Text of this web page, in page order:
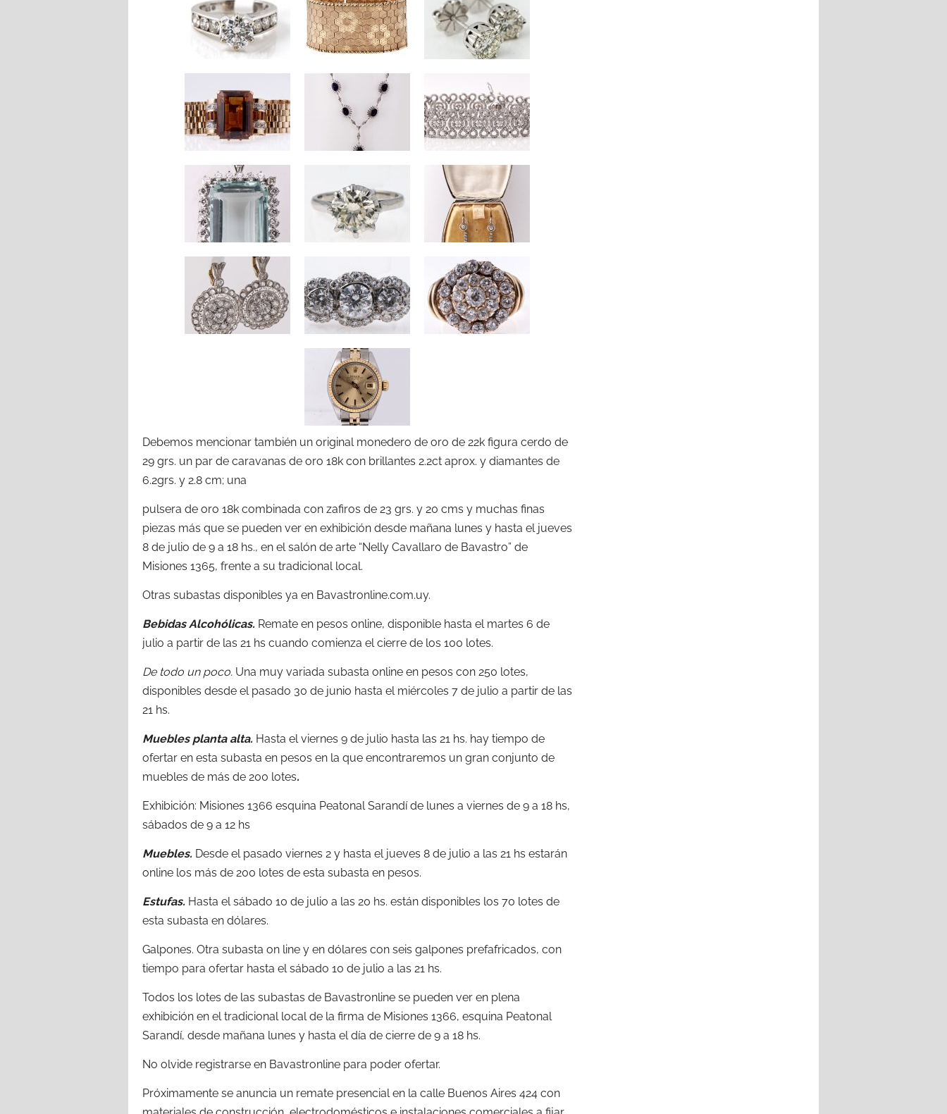
Debemos mencionar también un original monedero de oro de 22k figura cerdo de
29 grs. un par de caravanas de oro 18k con brillantes 2.2ct aprox. y diamantes de
6.2grs. y 2.8 cm; una
pulsera de oro 18k combinada con zafiros de 23 grs. y 20 cms y muchas finas
piezas más que se pueden ver en exhibición desde mañana lunes y hasta el jueves
8 de julio de 9 a 18 hs., en el salón de arte “Nelly Cavallaro de Bavastro” de
Misiones 1365, frente a su tradicional local.
Otras subastas disponibles ya en Bavastronline.com.uy.
Bebidas Alcohólicas. Remate en pesos online, disponible hasta el martes 6 de
julio a partir de las 21 hs cuando comienza el cierre de los 100 lotes.
De todo un poco. Una muy variada subasta online en pesos con 250 lotes,
disponibles desde el pasado 30 de junio hasta el miércoles 7 de julio a partir de las
21 hs.
Muebles planta alta. Hasta el viernes 9 de julio hasta las 21 hs. hay tiempo de
ofertar en esta subasta en pesos en la que encontraremos un gran conjunto de
muebles de más de 200 lotes.
Exhibición: Misiones 1366 esquina Peatonal Sarandí de lunes a viernes de 9 a 18 hs,
sábados de 9 a 12 hs
Muebles. Desde el pasado viernes 2 y hasta el jueves 8 de julio a las 21 hs estarán
online los más de 200 lotes de esta subasta en pesos.
Estufas. Hasta el sábado 10 de julio a las 20 hs. están disponibles los 70 lotes de
esta subasta en dólares.
Galpones. Otra subasta on line y en dólares con seis galpones prefafricados, con
tiempo para ofertar hasta el sábado 10 de julio a las 21 hs.
Todos los lotes de las subastas de Bavastronline se pueden ver en plena
exhibición en el tradicional local de la firma de Misiones 1366, esquina Peatonal
Sarandí, desde mañana lunes y hasta el día de cierre de 9 a 18 hs.
No olvide registrarse en Bavastronline para poder ofertar.
Próximamente se anuncia un remate presencial en la calle Buenos Aires 424 con